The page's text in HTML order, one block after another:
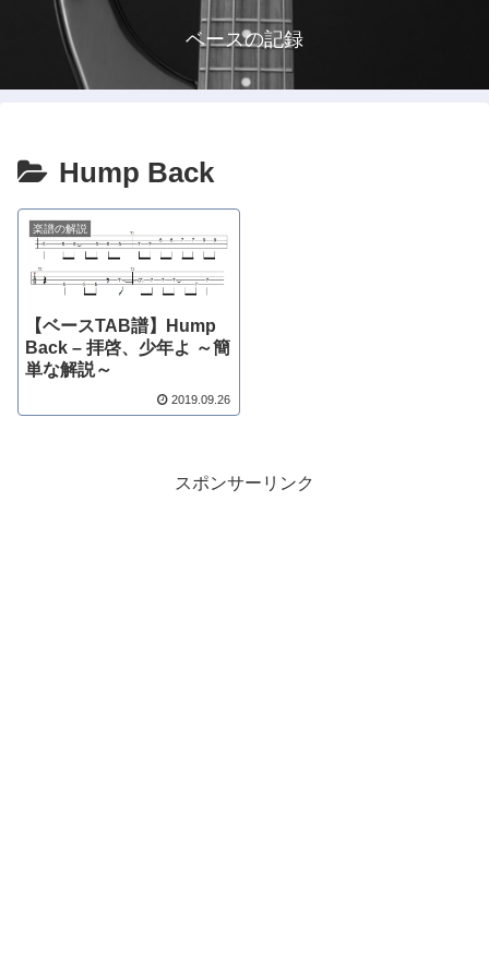
ベースの記録
Hump Back
楽譜の解説
【ベースTAB譜】Hump
Back – 拝啓、少年よ ～簡
単な解説～
2019.09.26
スポンサーリンク